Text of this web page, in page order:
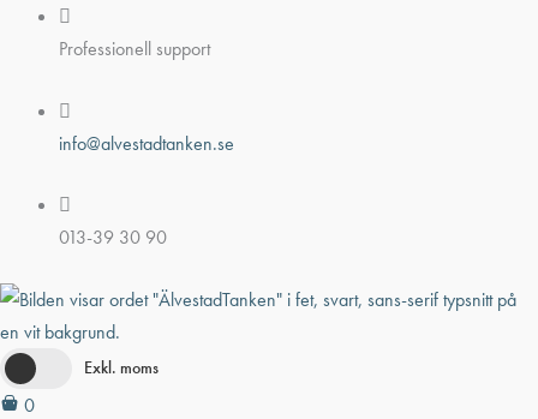
Hoppa
Professionell support
info@alvestadtanken.se
013-39 30 90
Exkl. moms
0